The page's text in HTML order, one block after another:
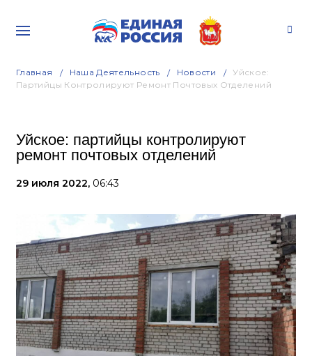
Главная Наша Деятельность Новости
Уйское:
Партийцы Контролируют Ремонт Почтовых Отделений
Уйское: партийцы контролируют
ремонт почтовых отделений
29 июля 2022, 06:43